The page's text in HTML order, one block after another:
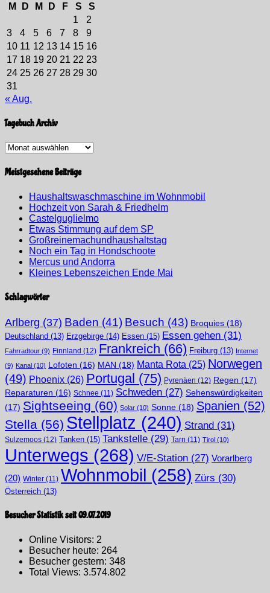
M
D M D F S
S
1
2
3
4 5 6 7 8
9
10 11 12 13 14 15 16
17 18 19 20 21 22 23
24 25 26 27 28 29 30
31
« Aug.
Tagebuch Archiv
Tagebuch
Meistgesehene Beiträge
Haushaltswaschmaschine im Wohnmobil
Hochzeit von Sarah & Friedhelm
Castelguglielmo
Etwas Stimmung auf dem SP
Großreinemachundhaushaltstag
Noch ein Tag in Hondschoote
Mercus und Andorra
Kleines Lebenszeichen Ende Mai
Schlagwörter
Arlberg (37) Baden (41) Besuch (43) Broquies (18)
Deutschland (13) Erzgebirge (14) Essen (15) Essen gehen (31)
Fahrradtour (9) Finnland (12) Frankreich (66) Freiburg (13) Internet
(9) Kanal (10) Lofoten (16) MAN (18) Manta Rota (25) Norwegen
(49) Phoenix (26) Portugal (75) Pyrenäen (12) Regen (17)
Reparaturen (16) Schnee (11) Schweden (27) Sehenswürdigkeiten
(17) Sightseeing (60) Solar (10) Sonne (18) Spanien (52)
Stella (56) Stellplatz (240) Strand (31)
Sulzemoos (12) Tanken (15) Tankstelle (29) Tarn (11) Tirol (10)
Unterwegs (268) V/E-Station (27) Vorarlberg
(20) Winter (11) Wohnmobil (258) Zürs (30)
Österreich (13)
Besucher Statistik seit 09.07.2019
Online Visitors: 2
Besucher heute: 264
Besucher gestern: 348
Total Views: 3.574.802